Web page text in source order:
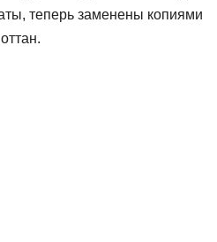
теперь заменены копиями